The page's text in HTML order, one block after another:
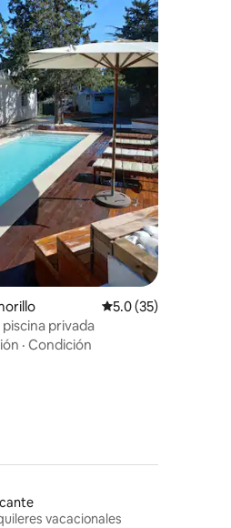
5, 45 reseñas
Calificación
5.0 (35)
privada
· Condición
vacacionales